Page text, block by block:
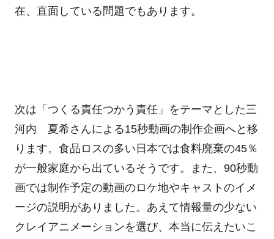
在、直面している問題でもあります。
次は「つくる責任つかう責任」をテーマとした三
河内 夏希さんによる15秒動画の制作企画へと移
ります。食品ロスの多い日本では食料廃棄の45％
が一般家庭から出ているそうです。また、90秒動
画では制作予定の動画のロケ地やキャストのイメ
ージの説明がありました。あえて情報量の少ない
クレイアニメーションを選び、本当に伝えたいこ